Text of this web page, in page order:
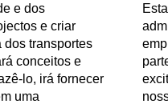
e dos
e criar
dos transportes
conceitos e
lo, irá fornecer
uma